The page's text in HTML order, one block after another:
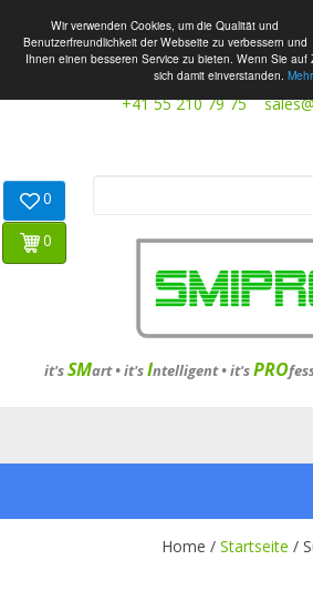
Wir verwenden Cookies, um die Qualität und
Benutzerfreundlichkeit der Webseite zu verbessern und
Ihnen einen besseren Service zu bieten. Wenn Sie auf
sich damit einverstanden.
+41 55 210 79 75
it'sSMart •it'sIntelligent•it'sPRO
0
0
Home / Startseite /